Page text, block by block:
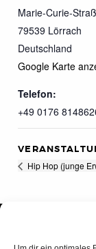
Marie-Curie-
79539 Lörrach
Deutschland
Google Karte
Telefon:
+49 0176
Hip Hop (junge